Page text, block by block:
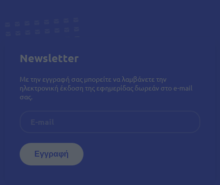
Newsletter
Με την εγγραφή σας μπορείτε να λαμβάνετε την
ηλεκτρονική έκδοση της εφημερίδας δωρεάν στο e-mail
σας.